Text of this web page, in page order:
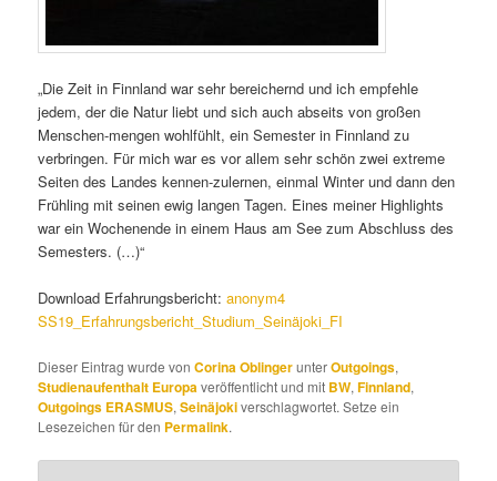
„Die Zeit in Finnland war sehr bereichernd und ich empfehle
jedem, der die Natur liebt und sich auch abseits von großen
Menschen-mengen wohlfühlt, ein Semester in Finnland zu
verbringen. Für mich war es vor allem sehr schön zwei extreme
Seiten des Landes kennen-zulernen, einmal Winter und dann den
Frühling mit seinen ewig langen Tagen. Eines meiner Highlights
war ein Wochenende in einem Haus am See zum Abschluss des
Semesters. (…)“
Download Erfahrungsbericht:anonym4
SS19_Erfahrungsbericht_Studium_Seinäjoki_FI
Dieser Eintrag wurde vonCorina OblingerunterOutgoings,
Studienaufenthalt Europa veröffentlicht und mit BW,Finnland,
Outgoings ERASMUS,Seinäjokiverschlagwortet. Setze ein
Lesezeichen für den Permalink.